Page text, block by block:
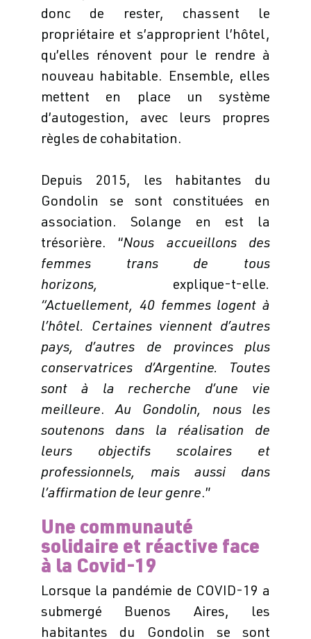
donc de rester, chassent le
propriétaire et s’approprient l’hôtel,
qu’elles rénovent pour le rendre à
nouveau habitable. Ensemble, elles
mettent en place un système
d’autogestion, avec leurs propres
règles de cohabitation.
Depuis 2015, les habitantes du
Gondolin se sont constituées en
association. Solange en est la
trésorière. “Nous accueillons des
femmes trans de tous
horizons, explique-t-elle.
“Actuellement, 40 femmes logent à
l’hôtel. Certaines viennent d’autres
pays, d’autres de provinces plus
conservatrices d’Argentine. Toutes
sont à la recherche d’une vie
meilleure.Au Gondolin, nous les
soutenons dans la réalisation de
leurs objectifs scolaires et
professionnels, mais aussi dans
l’affirmation de leur genre.”
Une communauté
solidaire et réactive face
à la Covid-19
Lorsque la pandémie de COVID-19 a
submergé Buenos Aires, les
habitantes du Gondolin se sont